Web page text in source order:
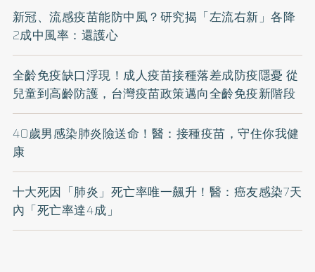
新冠、流感疫苗能防中風？研究揭「左流右新」各降
2成中風率：還護心
全齡免疫缺口浮現！成人疫苗接種落差成防疫隱憂 從
兒童到高齡防護，台灣疫苗政策邁向全齡免疫新階段
40歲男感染肺炎險送命！醫：接種疫苗，守住你我健
康
十大死因「肺炎」死亡率唯一飆升！醫：癌友感染7天
內「死亡率達4成」